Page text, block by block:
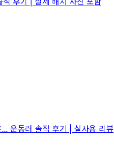
운동러 솔직 후기 | 실사용 리뷰